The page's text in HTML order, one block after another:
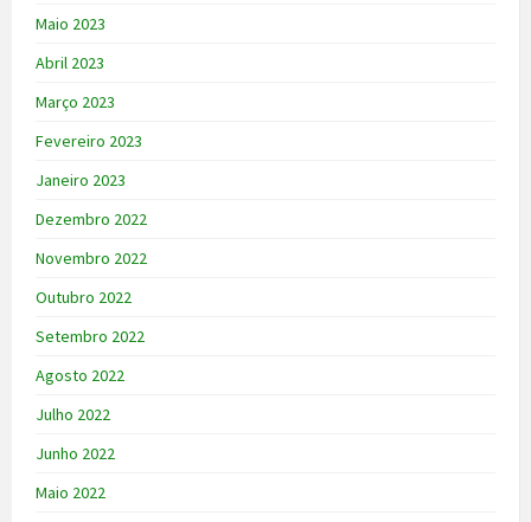
Maio 2023
Abril 2023
Março 2023
Fevereiro 2023
Janeiro 2023
Dezembro 2022
Novembro 2022
Outubro 2022
Setembro 2022
Agosto 2022
Julho 2022
Junho 2022
Maio 2022